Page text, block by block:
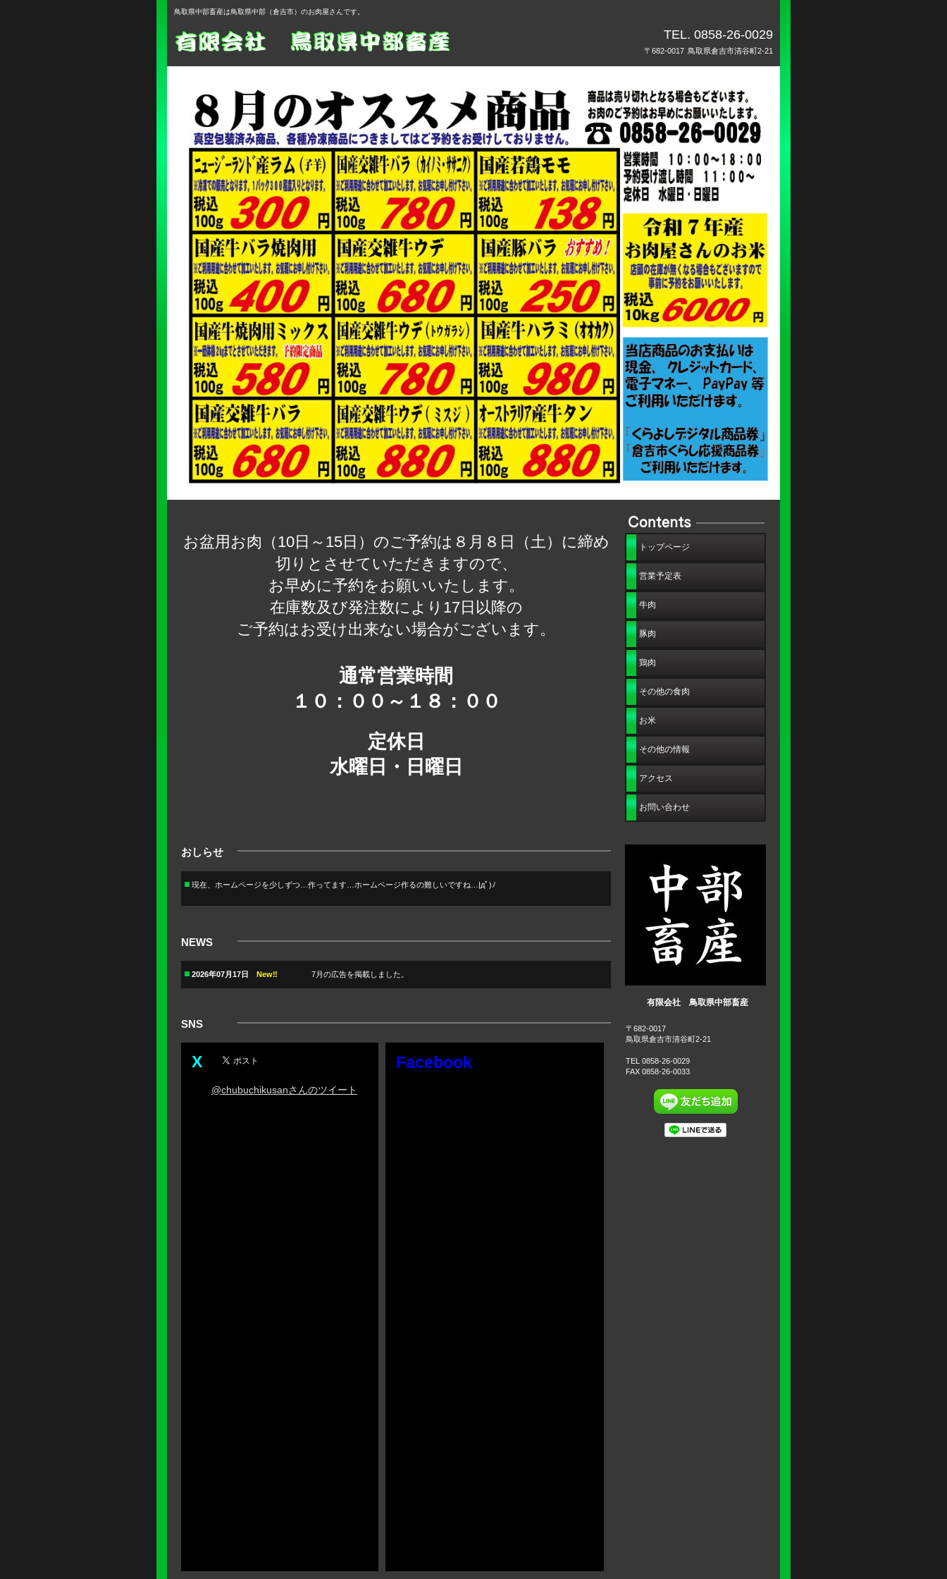
鳥取県中部畜産は鳥取県中部（倉吉市）のお肉屋さんです。
TEL. 0858-26-0029
〒682-0017 鳥取県倉吉市清谷町2-21
お盆用お肉（10日～15日）のご予約は８月８日（土）に締め
切りとさせていただきますので、
お早めに予約をお願いいたします。
在庫数及び発注数により17日以降の
ご予約はお受け出来ない場合がございます。
通常営業時間
１０：００～１８：００
定休日
水曜日・日曜日
おしらせ
現在、ホームページを少しずつ…作ってます…ホームページ作るの難しいですね…|дﾟ)ﾉ
NEWS
2026年07月17日 New‼ 7月の広告を掲載しました。
SNS
X
@chubuchikusanさんのツイート
Facebook
トップページ
営業予定表
牛肉
豚肉
鶏肉
その他の食肉
お米
その他の情報
アクセス
お問い合わせ
有限会社 鳥取県中部畜産
〒682-0017
鳥取県倉吉市清谷町2-21
TEL 0858-26-0029
FAX 0858-26-0033